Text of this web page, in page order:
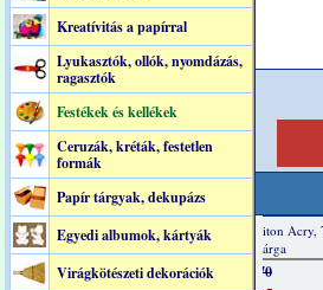
Kreatívitás a papírral
Lyukasztók, ollók, nyomdázás,
ragasztók
Festékek és kellékek
Ceruzák, kréták, festetlen
formák
Papír tárgyak, dekupázs
Egyedi albumok, kártyák
Virágkötészeti dekorációk